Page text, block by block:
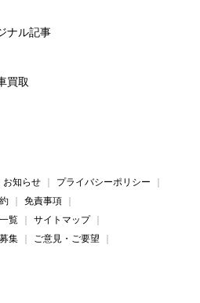
ナル記事
買取
お知らせ
プライバシーポリシー
免責事項
覧
サイトマップ
集
ご意見・ご要望